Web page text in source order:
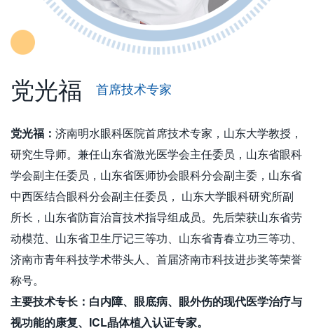
党光福 首席技术专家
党光福： 济南明水眼科医院首席技术专家，山东大学教授，
研究生导师。兼任山东省激光医学会主任委员，山东省眼科
学会副主任委员，山东省医师协会眼科分会副主委，山东省
中西医结合眼科分会副主任委员， 山东大学眼科研究所副
所长，山东省防盲治盲技术指导组成员。先后荣获山东省劳
动模范、山东省卫生厅记三等功、山东省青春立功三等功、
济南市青年科技学术带头人、首届济南市科技进步奖等荣誉
称号。
主要技术专长：白内障、眼底病、眼外伤的现代医学治疗与
视功能的康复、ICL晶体植入认证专家。